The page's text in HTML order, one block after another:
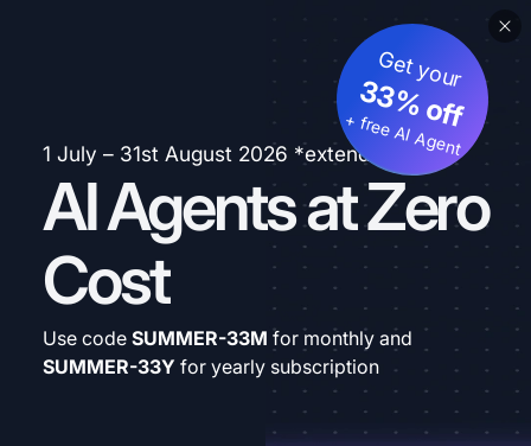
1 July – 31st August 2026 *extended
AI Agents at Zero
Cost
Get your
33% off
+ free AI Agent
Use code SUMMER-33M for monthly and
SUMMER-33Y for yearly subscription